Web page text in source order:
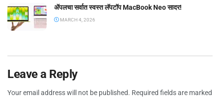
ॲपलचा सर्वात स्वस्त लॅपटॉप MacBook Neo सादर!
MARCH 4, 2026
Leave a Reply
Your email address will not be published. Required fields are marked